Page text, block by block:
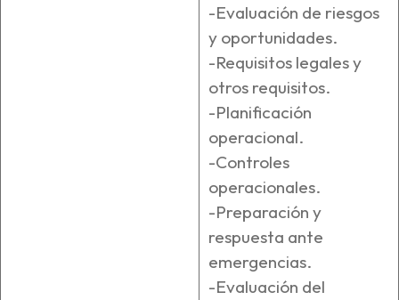
-Evaluación de riesgos
y oportunidades.
-Requisitos legales y
otros requisitos.
-Planificación
operacional.
-Controles
operacionales.
-Preparación y
respuesta ante
emergencias.
-Evaluación del